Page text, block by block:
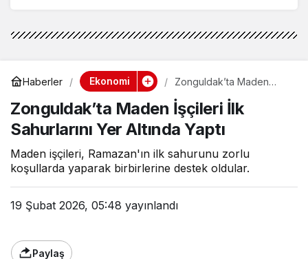
Haberler Ekonomi
Zonguldak’ta Maden
Altında Yaptı
Zonguldak’ta Maden İşçileri İlk
Sahurlarını Yer Altında Yaptı
Maden işçileri, Ramazan'ın ilk sahurunu zorlu
koşullarda yaparak birbirlerine destek oldular.
19 Şubat 2026, 05:48 yayınlandı
Paylaş